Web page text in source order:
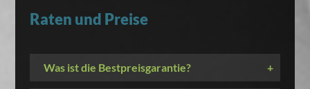
Raten und Preise
Was ist die Bestpreisgarantie? +